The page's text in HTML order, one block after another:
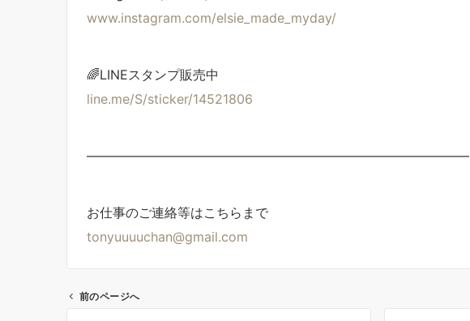
www.instagram.com/elsie_made_myday/
🌈LINEスタンプ販売中
line.me/S/sticker/14521806
—————————————————————————————–
お仕事のご連絡等はこちらまで
tonyuuuuchan@gmail.com
前のページへ